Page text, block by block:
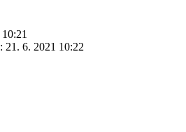
21. 6. 2021 10:22